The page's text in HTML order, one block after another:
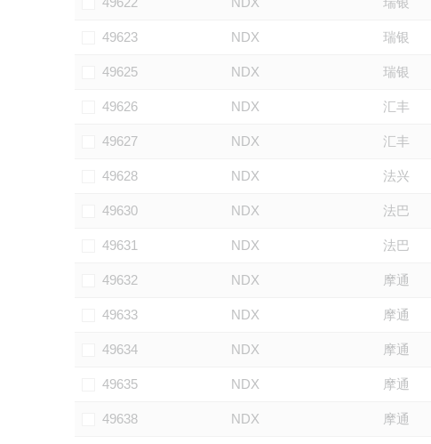
49623 NDX 瑞银
49625 NDX 瑞银
49626 NDX 汇丰
49627 NDX 汇丰
49628 NDX 法兴
49630 NDX 法巴
49631 NDX 法巴
49632 NDX 摩通
49633 NDX 摩通
49634 NDX 摩通
49635 NDX 摩通
49638 NDX 摩通